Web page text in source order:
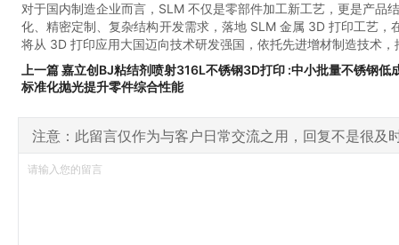
对于国内制造企业而言，SLM 不仅是零部件加工新工艺，更是产
化、精密定制、复杂结构开发需求，落地 SLM 金属 3D 打印工艺
将从 3D 打印应用大国迈向技术研发强国，依托先进增材制造技术
上一篇 嘉立创BJ粘结剂喷射316L不锈钢3D打印 :中小批量不锈钢低
标准化抛光提升零件综合性能
注意：此留言仅作为与客户日常交流之用，回复不是很及